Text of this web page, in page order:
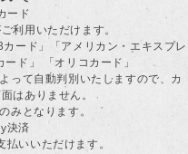
ード
利用いただけます。
カード」「アメリカン・エキスプレ
ード」 「オリコカード」
って自動判別いたしますので、カ
はありません。
みとなります。
決済
いいただけます。